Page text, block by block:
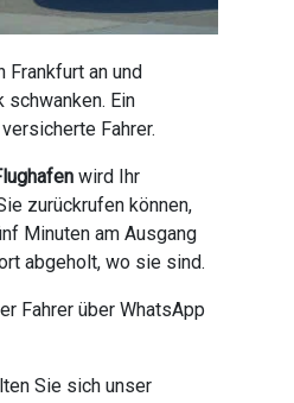
an und
Ein
Fahrer.
wird Ihr
zurückrufen können,
Minuten am Ausgang
abgeholt, wo sie sind.
Fahrer über WhatsApp
Sie sich unser